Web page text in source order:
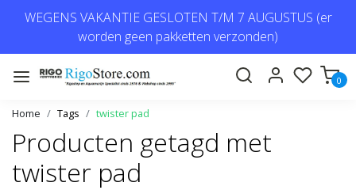
WEGENS VAKANTIE GESLOTEN T/M 7 AUGUSTUS (er
worden geen pakketten verzonden)
0
Home Tags twister pad
Producten getagd met
twister pad